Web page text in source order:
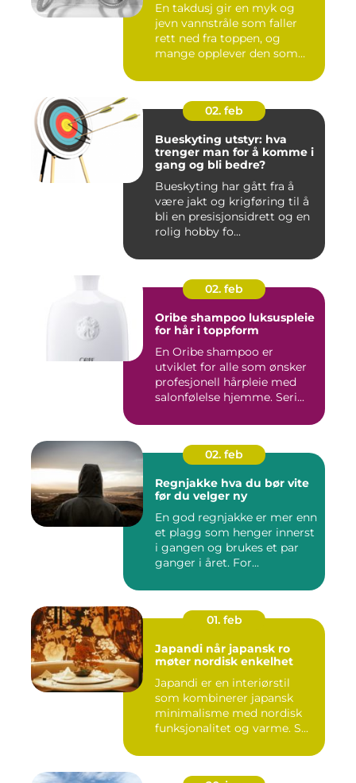
En takdusj gir en myk og
jevn vannstråle som faller
rett ned fra toppen, og
mange opplever den som
02. feb
Bueskyting utstyr: hva
trenger man for å komme i
gang og bli bedre?
Bueskyting har gått fra å
være jakt og krigføring til å
bli en presisjonsidrett og en
rolig hobby fo...
02. feb
Oribe shampoo luksuspleie
for hår i toppform
En Oribe shampoo er
utviklet for alle som ønsker
profesjonell hårpleie med
salonfølelse hjemme. Seri...
02. feb
Regnjakke hva du bør vite
før du velger ny
En god regnjakke er mer enn
et plagg som henger innerst
i gangen og brukes et par
ganger i året. For...
01. feb
Japandi når japansk ro
møter nordisk enkelhet
Japandi er en interiørstil
som kombinerer japansk
minimalisme med nordisk
funksjonalitet og varme. S...